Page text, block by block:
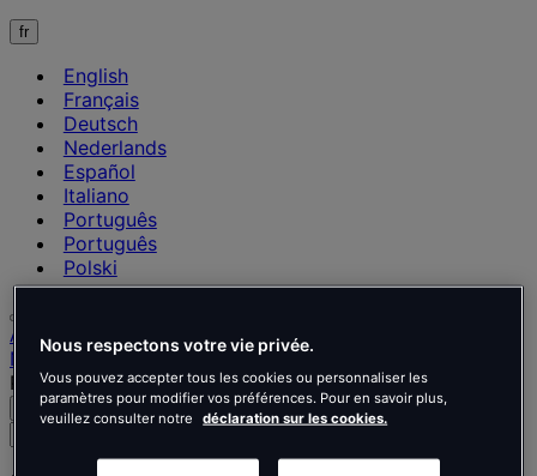
fr
English
Français
Deutsch
Nederlands
Español
Italiano
Português
Português
Polski
Accueil
Nos réalisations
Page 3
Recherche Menu
Nous respectons votre vie privée.
Vous pouvez accepter tous les cookies ou personnaliser les
paramètres pour modifier vos préférences. Pour en savoir plus,
veuillez consulter notre
déclaration sur les cookies.